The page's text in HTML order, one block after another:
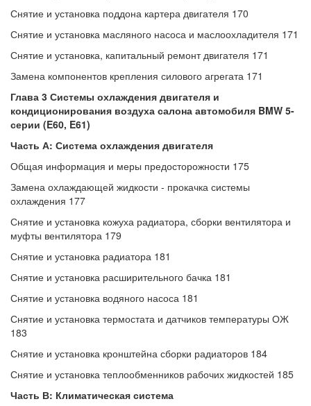
Снятие и установка поддона картера двигателя 170
Снятие и установка масляного насоса и маслоохладителя 171
Снятие и установка, капитальный ремонт двигателя 171
Замена компонентов крепления силового агрегата 171
Глава 3 Системы охлаждения двигателя и
кондиционирования воздуха салона автомобиля BMW 5-
серии (E60, E61)
Часть А: Система охлаждения двигателя
Общая информация и меры предосторожности 175
Замена охлаждающей жидкости - прокачка системы
охлаждения 177
Снятие и установка кожуха радиатора, сборки вентилятора и
муфты вентилятора 179
Снятие и установка радиатора 181
Снятие и установка расширительного бачка 181
Снятие и установка водяного насоса 181
Снятие и установка термостата и датчиков температуры ОЖ
183
Снятие и установка кронштейна сборки радиаторов 184
Снятие и установка теплообменников рабочих жидкостей 185
Часть В: Климатическая система